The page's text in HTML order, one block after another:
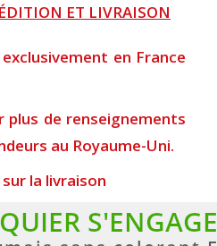
ET LIVRAISON
en France
de renseignements
au Royaume-Uni.
la livraison